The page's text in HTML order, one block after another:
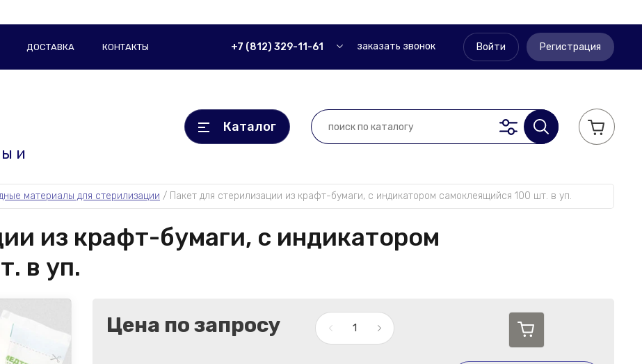
ДОСТАВКА КОНТАКТЫ +7 (812) 329-11-61 заказать звонок Войти Регистрация
и
Каталог
материалы для стерилизации / Пакет для стерилизации из крафт-бумаги, с индикатором самоклеящийся 100 шт. в уп.
из крафт-бумаги, с индикатором
в уп.
Цена по запросу